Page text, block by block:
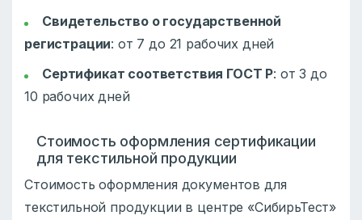
Свидетельство о государственной
регистрации: от 7 до 21 рабочих дней
Сертификат соответствия ГОСТ Р: от 3 до
10 рабочих дней
Стоимость оформления сертификации
для текстильной продукции
Стоимость оформления документов для
текстильной продукции в центре «СибирьТест»